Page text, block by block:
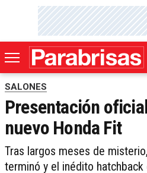
SALONES
Presentación
nuevo Honda Fit
Tras largos meses de
terminó y el inédito